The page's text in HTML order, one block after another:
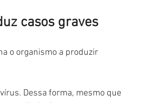
casos graves
o organismo a produzir
Dessa forma, mesmo que